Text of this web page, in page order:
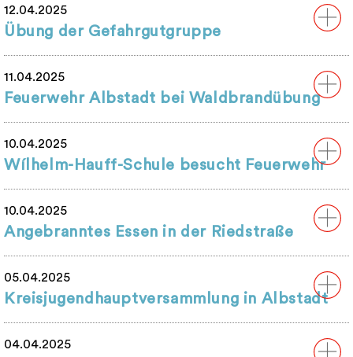
12.04.2025
Übung der Gefahrgutgruppe
11.04.2025
Feuerwehr Albstadt bei Waldbrandübung
10.04.2025
Wílhelm-Hauff-Schule besucht Feuerwehr
10.04.2025
Angebranntes Essen in der Riedstraße
05.04.2025
Kreisjugendhauptversammlung in Albstadt
04.04.2025